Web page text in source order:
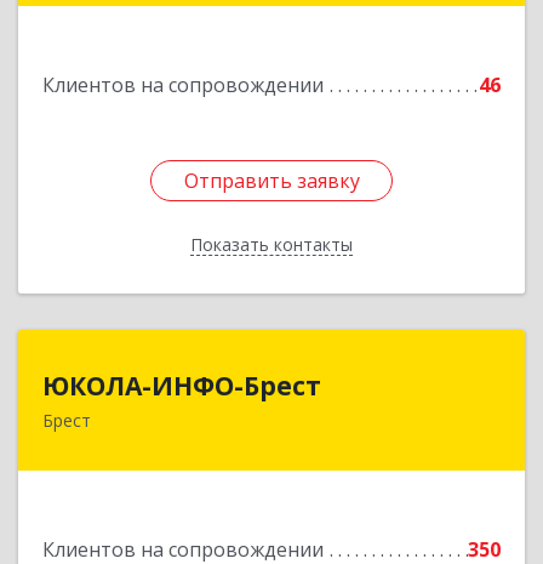
Клиентов на сопровождении 46
Отправить заявку
Показать контакты
Отправить заявку
Назад
ЮКОЛА-ИНФО-Брест
Брест
Клиентов на сопровождении
350
224023 г. Брест, ул. Московская, 275А, 5 этаж